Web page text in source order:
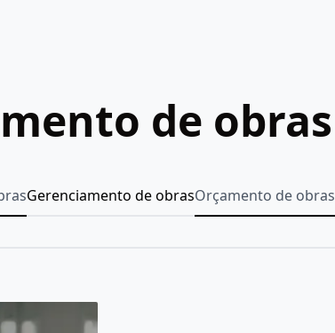
de obras
Gerenciamento de obras Orçamento de obras